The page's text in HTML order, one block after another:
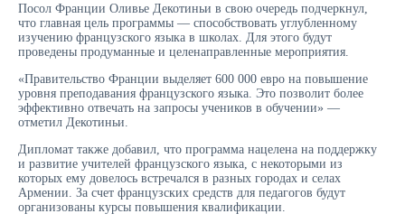
Посол Франции Оливье Декотиньи в свою очередь подчеркнул,
что главная цель программы — способствовать углубленному
изучению французского языка в школах. Для этого будут
проведены продуманные и целенаправленные мероприятия.
«Правительство Франции выделяет 600 000 евро на повышение
уровня преподавания французского языка. Это позволит более
эффективно отвечать на запросы учеников в обучении» —
отметил Декотиньи.
Дипломат также добавил, что программа нацелена на поддержку
и развитие учителей французского языка, с некоторыми из
которых ему довелось встречался в разных городах и селах
Армении. За счет французских средств для педагогов будут
организованы курсы повышения квалификации.